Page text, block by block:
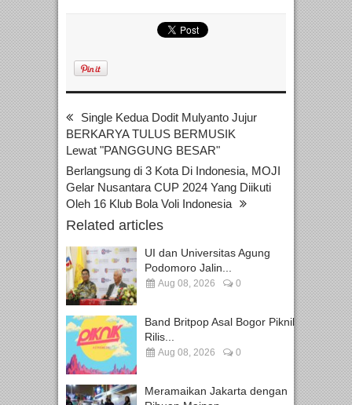
Single Kedua Dodit Mulyanto Jujur
BERKARYA TULUS BERMUSIK
Lewat "PANGGUNG BESAR"
Berlangsung di 3 Kota Di Indonesia, MOJI
Gelar Nusantara CUP 2024 Yang Diikuti
Oleh 16 Klub Bola Voli Indonesia
Related articles
UI dan Universitas Agung
Podomoro Jalin...
Aug 08, 2026 0
Band Britpop Asal Bogor Piknik
Rilis...
Aug 08, 2026 0
Meramaikan Jakarta dengan